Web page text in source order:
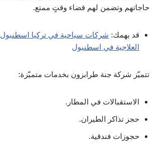
حاجاتهم وتضمن لهم قضاء وقتٍ ممتع.
قد يهمك: شركات سياحية في تركيا اسطنبول
العلاجية في اسطنبول
تتميّز شركة جنة طرابزون بخدمات متميّزة:
الاستقبالات في المطار.
حجز تذاكر الطيران.
حجوزات فندقية.